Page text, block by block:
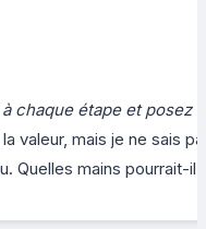
chaque étape et posez
valeur, mais je ne sais
Quelles mains pourrait-